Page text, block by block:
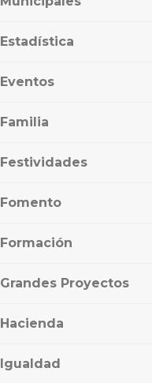
Estadística
Eventos
Familia
Festividades
Fomento
Formación
Grandes Proyectos
Hacienda
Igualdad